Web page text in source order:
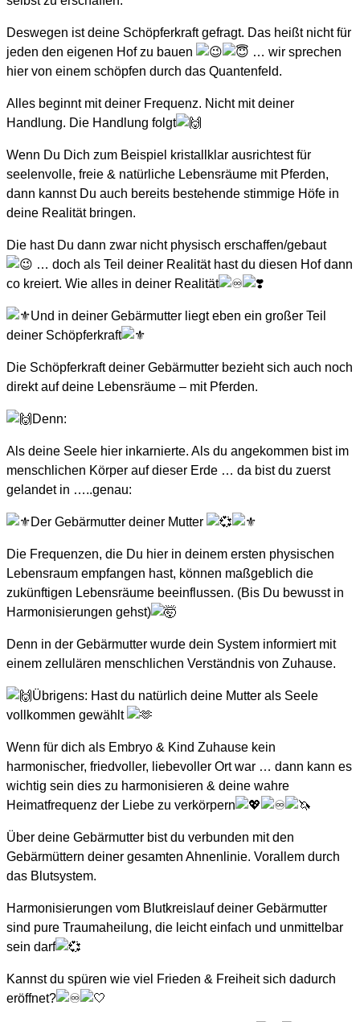
Deswegen ist deine Schöpferkraft gefragt. Das heißt nicht für
jeden den eigenen Hof zu bauen
… wir sprechen
hier von einem schöpfen durch das Quantenfeld.
Alles beginnt mit deiner Frequenz. Nicht mit deiner
Handlung. Die Handlung folgt
Wenn Du Dich zum Beispiel kristallklar ausrichtest für
seelenvolle, freie & natürliche Lebensräume mit Pferden,
dann kannst Du auch bereits bestehende stimmige Höfe in
deine Realität bringen.
Die hast Du dann zwar nicht physisch erschaffen/gebaut
… doch als Teil deiner Realität hast du diesen Hof dann
co kreiert. Wie alles in deiner Realität
Und in deiner Gebärmutter liegt eben ein großer Teil
deiner Schöpferkraft
Die Schöpferkraft deiner Gebärmutter bezieht sich auch noch
direkt auf deine Lebensräume – mit Pferden.
Denn:
Als deine Seele hier inkarnierte. Als du angekommen bist im
menschlichen Körper auf dieser Erde … da bist du zuerst
gelandet in …..genau:
Der Gebärmutter deiner Mutter
Die Frequenzen, die Du hier in deinem ersten physischen
Lebensraum empfangen hast, können maßgeblich die
zukünftigen Lebensräume beeinflussen. (Bis Du bewusst in
Harmonisierungen gehst)
Denn in der Gebärmutter wurde dein System informiert mit
einem zellulären menschlichen Verständnis von Zuhause.
Übrigens: Hast du natürlich deine Mutter als Seele
vollkommen gewählt
Wenn für dich als Embryo & Kind Zuhause kein
harmonischer, friedvoller, liebevoller Ort war … dann kann es
wichtig sein dies zu harmonisieren & deine wahre
Heimatfrequenz der Liebe zu verkörpern
Über deine Gebärmutter bist du verbunden mit den
Gebärmüttern deiner gesamten Ahnenlinie. Vorallem durch
das Blutsystem.
Harmonisierungen vom Blutkreislauf deiner Gebärmutter
sind pure Traumaheilung, die leicht einfach und unmittelbar
sein darf
Kannst du spüren wie viel Frieden & Freiheit sich dadurch
eröffnet?